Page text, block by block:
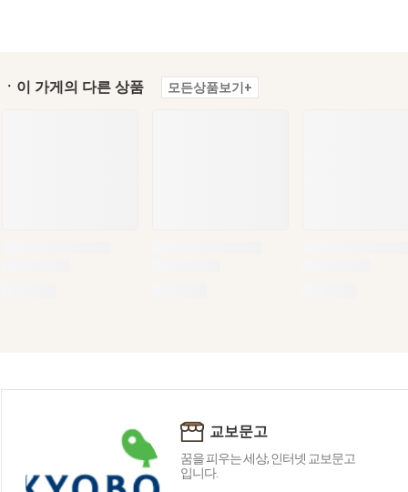
ㆍ이 가게의 다른 상품 모든상품보기+
교보문고
꿈을 피우는 세상, 인터넷 교보문고
입니다.